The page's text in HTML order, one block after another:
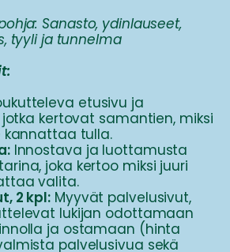
Sanasto, ydinlauseet,
tyyli ja tunnelma
etusivu ja
jotka kertovat samantien, miksi
kannattaa tulla.
Innostava ja luottamusta
joka kertoo miksi juuri
valita.
2 kpl: Myyvät palvelusivut,
lukijan odottamaan
ja ostamaan (hinta
palvelusivua sekä